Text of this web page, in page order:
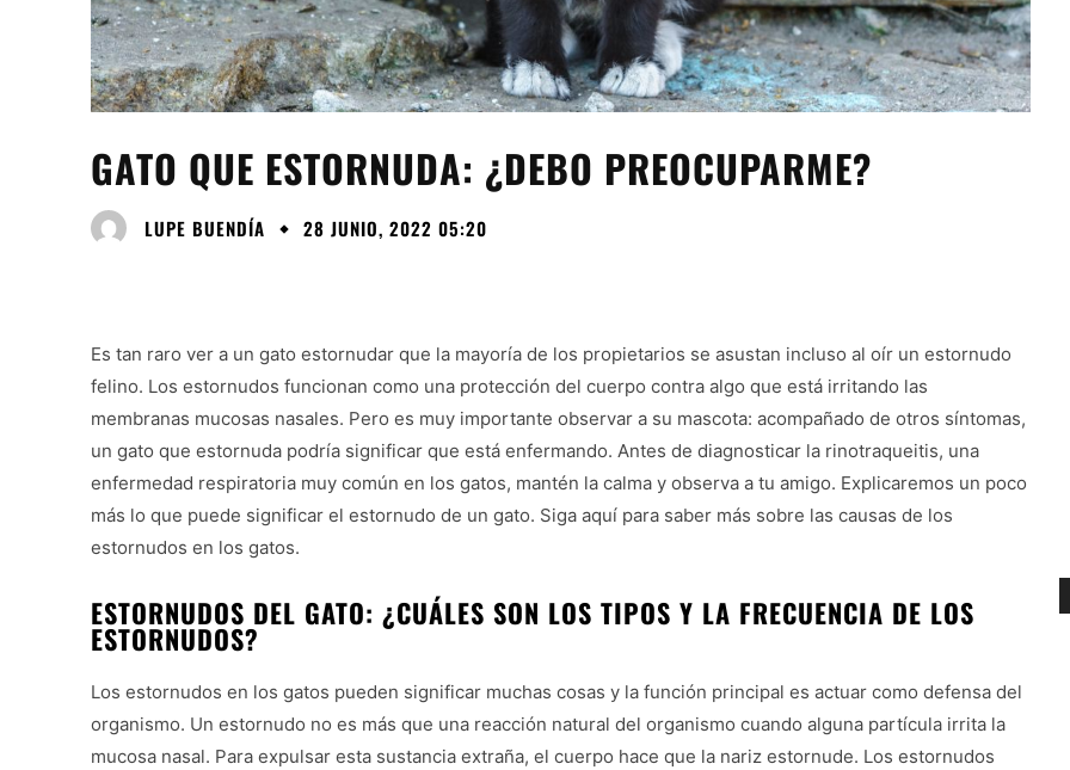
GATO QUE ESTORNUDA: ¿DEBO PREOCUPARME?
LUPE BUENDÍA 28 JUNIO, 2022 05:20
Es tan raro ver a un gato estornudar que la mayoría de los propietarios se asustan incluso al oír un estornudo
felino. Los estornudos funcionan como una protección del cuerpo contra algo que está irritando las
membranas mucosas nasales. Pero es muy importante observar a su mascota: acompañado de otros síntomas,
un gato que estornuda podría significar que está enfermando. Antes de diagnosticar la rinotraqueitis, una
enfermedad respiratoria muy común en los gatos, mantén la calma y observa a tu amigo. Explicaremos un poco
más lo que puede significar el estornudo de un gato. Siga aquí para saber más sobre las causas de los
estornudos en los gatos.
ESTORNUDOS DEL GATO: ¿CUÁLES SON LOS TIPOS Y LA FRECUENCIA DE LOS
ESTORNUDOS?
Los estornudos en los gatos pueden significar muchas cosas y la función principal es actuar como defensa del
organismo. Un estornudo no es más que una reacción natural del organismo cuando alguna partícula irrita la
mucosa nasal. Para expulsar esta sustancia extraña, el cuerpo hace que la nariz estornude. Los estornudos